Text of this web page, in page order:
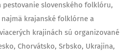
pestovanie slovenského folklóru,
krajanské folklórne a
krajinách sú organizované
Chorvátsko, Srbsko, Ukrajina,